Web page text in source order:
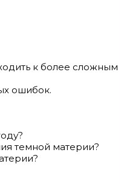
к более сложным
ошибок.
темной материи?